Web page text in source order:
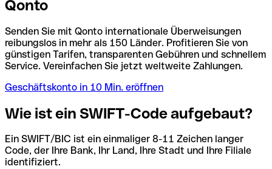
Qonto
Senden Sie mit Qonto internationale Überweisungen
reibungslos in mehr als 150 Länder. Profitieren Sie von
günstigen Tarifen, transparenten Gebühren und schnellem
Service. Vereinfachen Sie jetzt weltweite Zahlungen.
Geschäftskonto in 10 Min. eröffnen
Wie ist ein SWIFT-Code aufgebaut?
Ein SWIFT/BIC ist ein einmaliger 8-11 Zeichen langer
Code, der Ihre Bank, Ihr Land, Ihre Stadt und Ihre Filiale
identifiziert.